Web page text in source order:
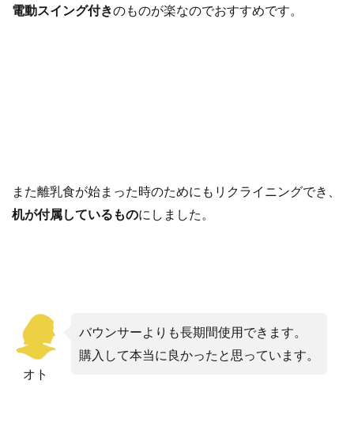
電動スイング付きのものが楽なのでおすすめです。
また離乳食が始まった時のためにもリクライニングでき、
机が付属しているものにしました。
オト
バウンサーよりも長期間使用できます。
購入して本当に良かったと思っています。